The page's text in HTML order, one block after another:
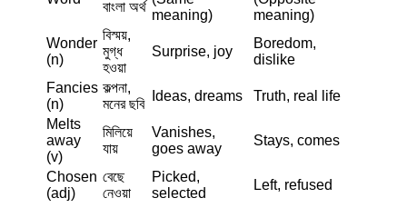
বাংলা অর্থ
meaning)
meaning)
Wonder
(n)
বিস্ময়,
মুগ্ধ
হওয়া
Surprise, joy
Boredom,
dislike
Fancies
(n)
কল্পনা,
মনের ছবি
Ideas, dreams
Truth, real life
Melts
away
(v)
মিলিয়ে
যায়
Vanishes,
goes away
Stays, comes
Chosen
(adj)
বেছে
নেওয়া
Picked,
selected
Left, refused